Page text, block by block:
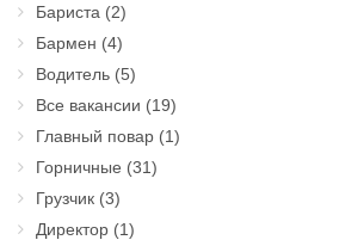
Бариста (2)
Бармен (4)
Водитель (5)
Все вакансии (19)
Главный повар (1)
Горничные (31)
Грузчик (3)
Директор (1)